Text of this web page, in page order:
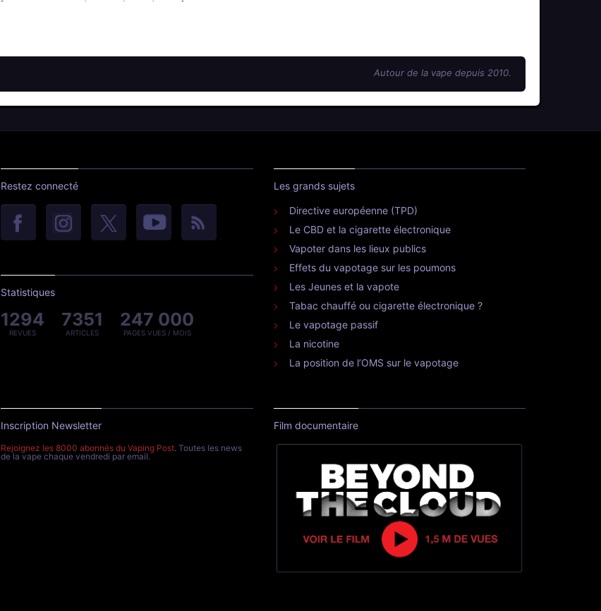
Autour de la vape depuis 2010.
Restez connecté
Statistiques
1294
REVUES
7351
ARTICLES
247 000
PAGES VUES / MOIS
Les grands sujets
Directive européenne (TPD)
Le CBD et la cigarette électronique
Vapoter dans les lieux publics
Effets du vapotage sur les poumons
Les Jeunes et la vapote
Tabac chauffé ou cigarette électronique ?
Le vapotage passif
La nicotine
La position de l’OMS sur le vapotage
Inscription Newsletter
Rejoignez les 8000 abonnés du Vaping Post. Toutes les news
de la vape chaque vendredi par email.
Film documentaire